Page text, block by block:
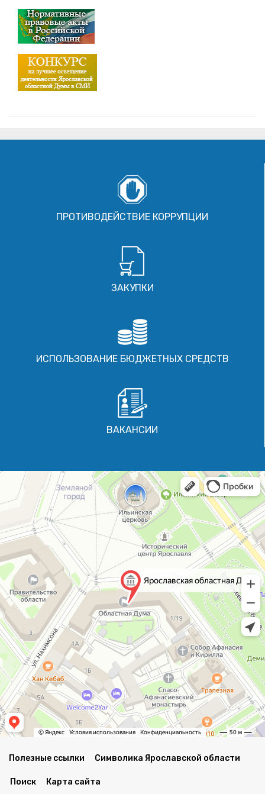
ПРОТИВОДЕЙСТВИЕ КОРРУПЦИИ
ЗАКУПКИ
ИСПОЛЬЗОВАНИЕ БЮДЖЕТНЫХ СРЕДСТВ
ВАКАНСИИ
Полезные ссылки Символика Ярославской области
Поиск Карта сайта